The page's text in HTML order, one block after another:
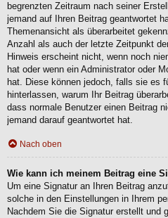
begrenzten Zeitraum nach seiner
jemand auf Ihren Beitrag geantwortet
Themenansicht als überarbeitet
Anzahl als auch der letzte Zeitpunkt
Hinweis erscheint nicht, wenn noch
hat oder wenn ein Administrator oder
hat. Diese können jedoch, falls sie es
hinterlassen, warum Ihr Beitrag
dass normale Benutzer einen Beitrag
jemand darauf geantwortet hat.
Nach oben
Wie kann ich meinem Beitrag eine
Um eine Signatur an Ihren Beitrag
solche in den Einstellungen in Ihrem
Nachdem Sie die Signatur erstellt und